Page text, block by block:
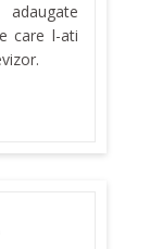
care l-ati